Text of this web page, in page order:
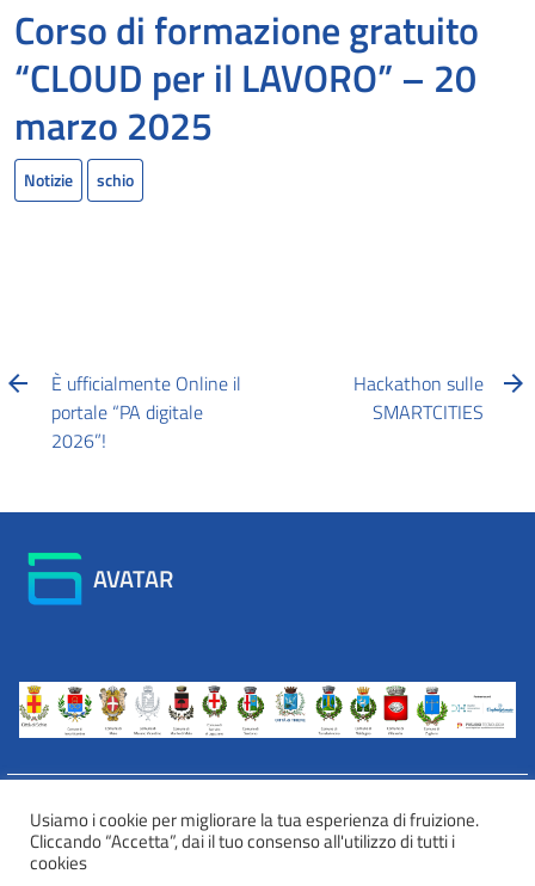
Corso di formazione gratuito
“CLOUD per il LAVORO” – 20
marzo 2025
Notizie schio
È ufficialmente Online il
portale “PA digitale
2026”!
Hackathon sulle
SMARTCITIES
AVATAR
INFORMATIVA WEB PRIVACY E COOKIES
Usiamo i cookie per migliorare la tua esperienza di fruizione.
Cliccando “Accetta”, dai il tuo consenso all'utilizzo di tutti i
cookies